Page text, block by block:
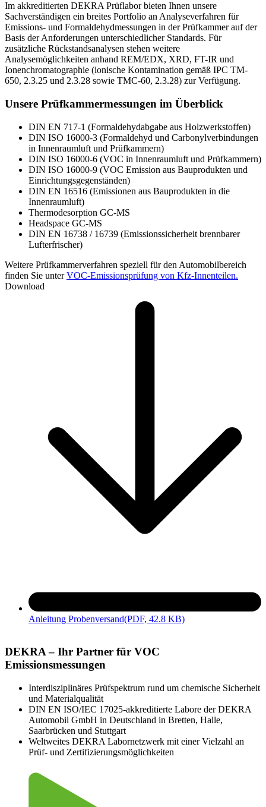
Im akkreditierten DEKRA Prüflabor bieten Ihnen unsere
Sachverständigen ein breites Portfolio an Analyseverfahren für
Emissions- und Formaldehydmessungen in der Prüfkammer auf der
Basis der Anforderungen unterschiedlicher Standards. Für
zusätzliche Rückstandsanalysen stehen weitere
Analysemöglichkeiten anhand REM/EDX, XRD, FT-IR und
Ionenchromatographie (ionische Kontamination gemäß IPC TM-
650, 2.3.25 und 2.3.28 sowie TMC-60, 2.3.28) zur Verfügung.
Unsere Prüfkammermessungen im Überblick
DIN EN 717-1 (Formaldehydabgabe aus Holzwerkstoffen)
DIN ISO 16000-3 (Formaldehyd und Carbonylverbindungen
in Innenraumluft und Prüfkammern)
DIN ISO 16000-6 (VOC in Innenraumluft und Prüfkammern)
DIN ISO 16000-9 (VOC Emission aus Bauprodukten und
Einrichtungsgegenständen)
DIN EN 16516 (Emissionen aus Bauprodukten in die
Innenraumluft)
Thermodesorption GC-MS
Headspace GC-MS
DIN EN 16738 / 16739 (Emissionssicherheit brennbarer
Lufterfrischer)
Weitere Prüfkammerverfahren speziell für den Automobilbereich
finden Sie unterVOC-Emissionsprüfung von Kfz-Innenteilen.
Download
Anleitung Probenversand(PDF, 42.8 KB)
DEKRA – Ihr Partner für VOC
Emissionsmessungen
Interdisziplinäres Prüfspektrum rund um chemische Sicherheit
und Materialqualität
DIN EN ISO/IEC 17025-akkreditierte Labore der DEKRA
Automobil GmbH in Deutschland in Bretten, Halle,
Saarbrücken und Stuttgart
Weltweites DEKRA Labornetzwerk mit einer Vielzahl an
Prüf- und Zertifizierungsmöglichkeiten